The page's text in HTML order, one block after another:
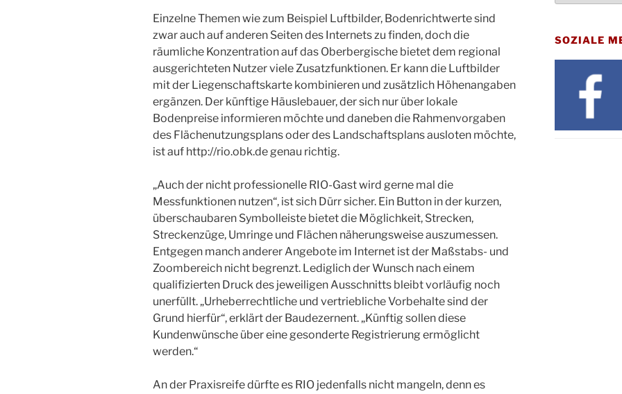
Einzelne Themen wie zum Beispiel Luftbilder, Bodenrichtwerte sind
zwar auch auf anderen Seiten des Internets zu finden, doch die
räumliche Konzentration auf das Oberbergische bietet dem regional
ausgerichteten Nutzer viele Zusatzfunktionen. Er kann die Luftbilder
mit der Liegenschaftskarte kombinieren und zusätzlich Höhenangaben
ergänzen. Der künftige Häuslebauer, der sich nur über lokale
Bodenpreise informieren möchte und daneben die Rahmenvorgaben
des Flächenutzungsplans oder des Landschaftsplans ausloten möchte,
ist auf http://rio.obk.de genau richtig.
„Auch der nicht professionelle RIO-Gast wird gerne mal die
Messfunktionen nutzen“, ist sich Dürr sicher. Ein Button in der kurzen,
überschaubaren Symbolleiste bietet die Möglichkeit, Strecken,
Streckenzüge, Umringe und Flächen näherungsweise auszumessen.
Entgegen manch anderer Angebote im Internet ist der Maßstabs- und
Zoombereich nicht begrenzt. Lediglich der Wunsch nach einem
qualifizierten Druck des jeweiligen Ausschnitts bleibt vorläufig noch
unerfüllt. „Urheberrechtliche und vertriebliche Vorbehalte sind der
Grund hierfür“, erklärt der Baudezernent. „Künftig sollen diese
Kundenwünsche über eine gesonderte Registrierung ermöglicht
werden.“
An der Praxisreife dürfte es RIO jedenfalls nicht mangeln, denn es
15.11.
21.11.
10-12
SOZIALE